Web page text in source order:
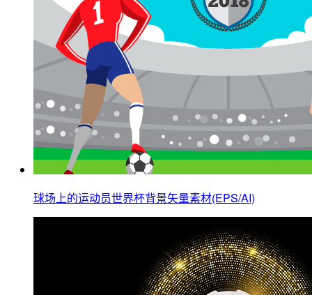
球场上的运动员世界杯背景矢量素材(EPS/AI)